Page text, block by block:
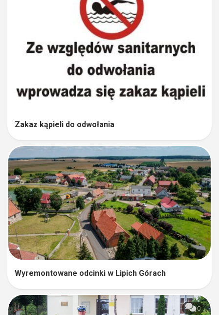
Zakaz kąpieli do odwołania
Wyremontowane odcinki w Lipich Górach
0